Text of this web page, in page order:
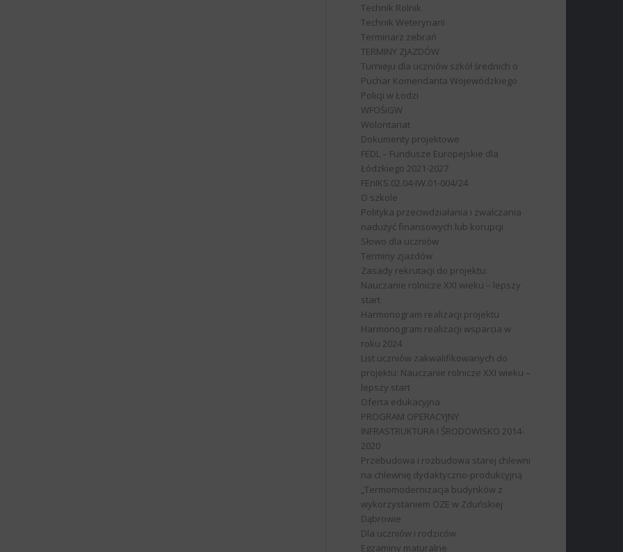
Technik Rolnik
Technik Weterynarii
Terminarz zebrań
TERMINY ZJAZDÓW
Turnieju dla uczniów szkół średnich o
Puchar Komendanta Wojewódzkiego
Policji w Łodzi
WFOŚiGW
Wolontariat
Dokumenty projektowe
FEDL – Fundusze Europejskie dla
Łódzkiego 2021-2027
FEnIKS.02.04-IW.01-004/24
O szkole
Polityka przeciwdziałania i zwalczania
nadużyć finansowych lub korupcji
Słowo dla uczniów
Terminy zjazdów
Zasady rekrutacji do projektu:
Nauczanie rolnicze XXI wieku – lepszy
start
Harmonogram realizacji projektu
Harmonogram realizacji wsparcia w
roku 2024
List uczniów zakwalifikowanych do
projektu: Nauczanie rolnicze XXI wieku –
lepszy start
Oferta edukacyjna
PROGRAM OPERACYJNY
INFRASTRUKTURA I ŚRODOWISKO 2014-
2020
Przebudowa i rozbudowa starej chlewni
na chlewnię dydaktyczno-produkcyjną
„Termomodernizacja budynków z
wykorzystaniem OZE w Zduńskiej
Dąbrowie
Dla uczniów i rodziców
Egzaminy maturalne